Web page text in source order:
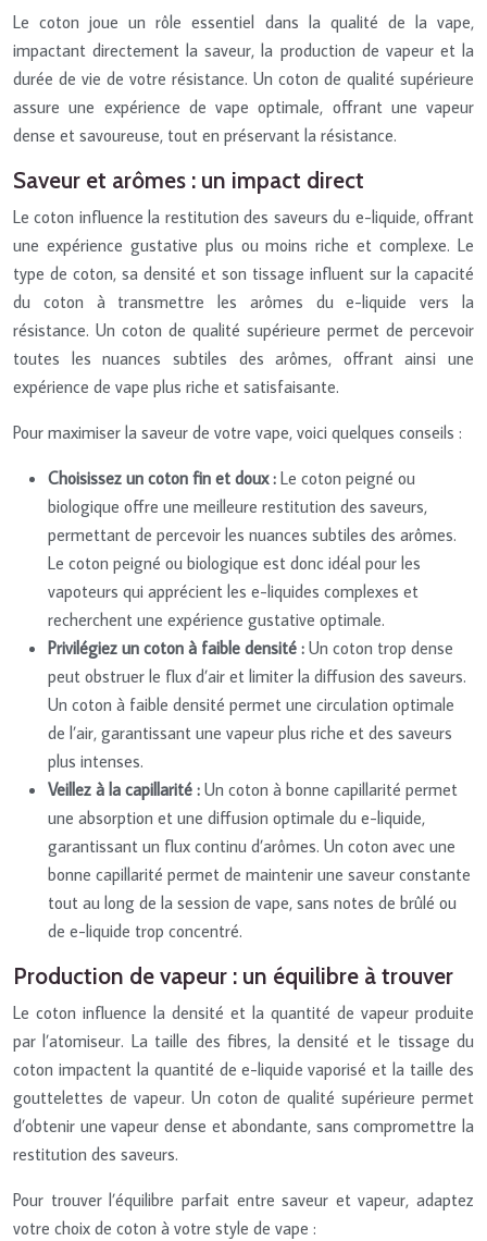
Le coton joue un rôle essentiel dans la qualité de la vape,
impactant directement la saveur, la production de vapeur et la
durée de vie de votre résistance. Un coton de qualité supérieure
assure une expérience de vape optimale, offrant une vapeur
dense et savoureuse, tout en préservant la résistance.
Saveur et arômes : un impact direct
Le coton influence la restitution des saveurs du e-liquide, offrant
une expérience gustative plus ou moins riche et complexe. Le
type de coton, sa densité et son tissage influent sur la capacité
du coton à transmettre les arômes du e-liquide vers la
résistance. Un coton de qualité supérieure permet de percevoir
toutes les nuances subtiles des arômes, offrant ainsi une
expérience de vape plus riche et satisfaisante.
Pour maximiser la saveur de votre vape, voici quelques conseils :
Choisissez un coton fin et doux : Le coton peigné ou
biologique offre une meilleure restitution des saveurs,
permettant de percevoir les nuances subtiles des arômes.
Le coton peigné ou biologique est donc idéal pour les
vapoteurs qui apprécient les e-liquides complexes et
recherchent une expérience gustative optimale.
Privilégiez un coton à faible densité : Un coton trop dense
peut obstruer le flux d’air et limiter la diffusion des saveurs.
Un coton à faible densité permet une circulation optimale
de l’air, garantissant une vapeur plus riche et des saveurs
plus intenses.
Veillez à la capillarité : Un coton à bonne capillarité permet
une absorption et une diffusion optimale du e-liquide,
garantissant un flux continu d’arômes. Un coton avec une
bonne capillarité permet de maintenir une saveur constante
tout au long de la session de vape, sans notes de brûlé ou
de e-liquide trop concentré.
Production de vapeur : un équilibre à trouver
Le coton influence la densité et la quantité de vapeur produite
par l’atomiseur. La taille des fibres, la densité et le tissage du
coton impactent la quantité de e-liquide vaporisé et la taille des
gouttelettes de vapeur. Un coton de qualité supérieure permet
d’obtenir une vapeur dense et abondante, sans compromettre la
restitution des saveurs.
Pour trouver l’équilibre parfait entre saveur et vapeur, adaptez
votre choix de coton à votre style de vape :